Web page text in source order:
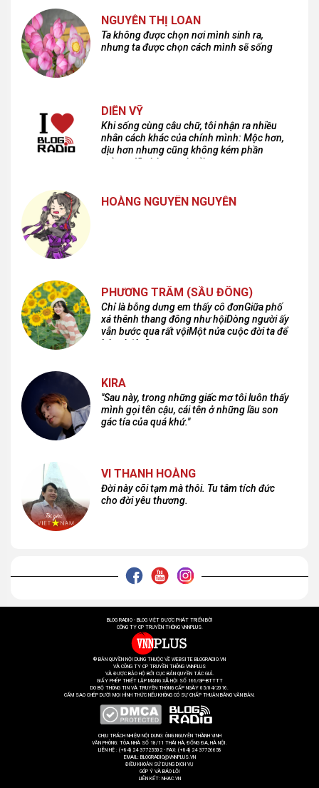
NGUYỄN THỊ LOAN
Ta không được chọn nơi mình sinh ra,
nhưng ta được chọn cách mình sẽ sống
DIÊN VỸ
Khi sống cùng câu chữ, tôi nhận ra nhiều
nhân cách khác của chính mình: Mộc hơn,
dịu hơn nhưng cũng không kém phần
cuồng dã và hoang hoải...
HOÀNG NGUYÊN NGUYỄN
PHƯƠNG TRÂM (SẦU ĐÔNG)
Chỉ là bỗng dưng em thấy cô đơnGiữa phố
xá thênh thang đông như hộiDòng người ấy
vẫn bước qua rất vộiMột nửa cuộc đời ta để
lại nơi đâu?
KIRA
"Sau này, trong những giấc mơ tôi luôn thấy
mình gọi tên cậu, cái tên ở những lầu son
gác tía của quá khứ."
VI THANH HOÀNG
Đời này cõi tạm mà thôi. Tu tâm tích đức
cho đời yêu thương.
BLOG RADIO - BLOG VIỆT ĐƯỢC PHÁT TRIỂN BỞI
CÔNG TY CP TRUYỀN THÔNG VNNPLUS.
® BẢN QUYỀN NỘI DUNG THUỘC VỀ WEBSITE BLOGRADIO.VN
VÀ CÔNG TY CP TRUYỀN THÔNG VNNPLUS
VÀ ĐƯỢC BẢO HỘ BỞI CỤC BẢN QUYỀN TÁC GIẢ.
GIẤY PHÉP THIẾT LẬP MẠNG XÃ HỘI SỐ 166/GP-BTTTT
DO BỘ THÔNG TIN VÀ TRUYỀN THÔNG CẤP NGÀY 05/04/2016.
CẤM SAO CHÉP DƯỚI MỌI HÌNH THỨC NẾU KHÔNG CÓ SỰ CHẤP THUẬN BẰNG VĂN BẢN.
CHỊU TRÁCH NHIỆM NỘI DUNG: ÔNG NGUYỄN THÀNH VINH
VĂN PHÒNG: TÒA NHÀ SỐ 18/11 THÁI HÀ, ĐỐNG ĐA, HÀ NỘI.
LIÊN HỆ : (+84) 24 37725502 - FAX: (+84) 24 37726658
EMAIL: BLOGRADIO@VNNPLUS.VN
ĐIỀU KHOẢN SỬ DỤNG DỊCH VỤ
GÓP Ý VÀ BÁO LỖI
LIÊN KẾT:NHAC.VN